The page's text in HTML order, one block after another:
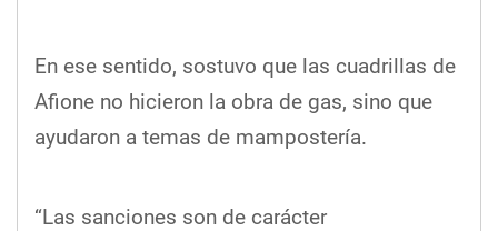
En ese sentido, sostuvo que las cuadrillas de
Afione no hicieron la obra de gas, sino que
ayudaron a temas de mampostería.
“Las sanciones son de carácter